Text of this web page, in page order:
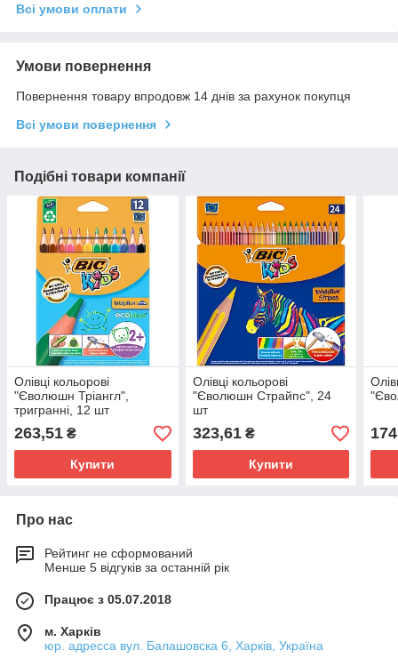
Всі умови оплати
Умови повернення
Повернення товару впродовж 14 днів за рахунок покупця
Всі умови повернення
Подібні товари компанії
Олівці кольорові
"Єволюшн Тріангл",
тригранні, 12 шт
263,51 ₴
Купити
Олівці кольорові
"Єволюшн Страйпс", 24
шт
323,61₴
Купити
Про нас
Рейтинг не сформований
Менше 5 відгуків за останній рік
Працює з 05.07.2018
м. Харків
юр. адресса вул. Балашовска 6, Харків, Україна